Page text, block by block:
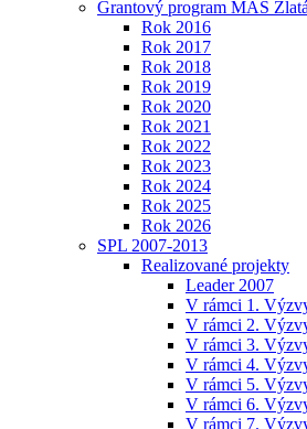
Grantový program MAS
Rok 2016
Rok 2017
Rok 2018
Rok 2019
Rok 2020
Rok 2021
Rok 2022
Rok 2023
Rok 2024
Rok 2025
Rok 2026
SPL 2007-2013
Realizované projekty
Leader 2007
V rámci 1.
V rámci 2.
V rámci 3.
V rámci 4.
V rámci 5.
V rámci 6.
V rámci 7.